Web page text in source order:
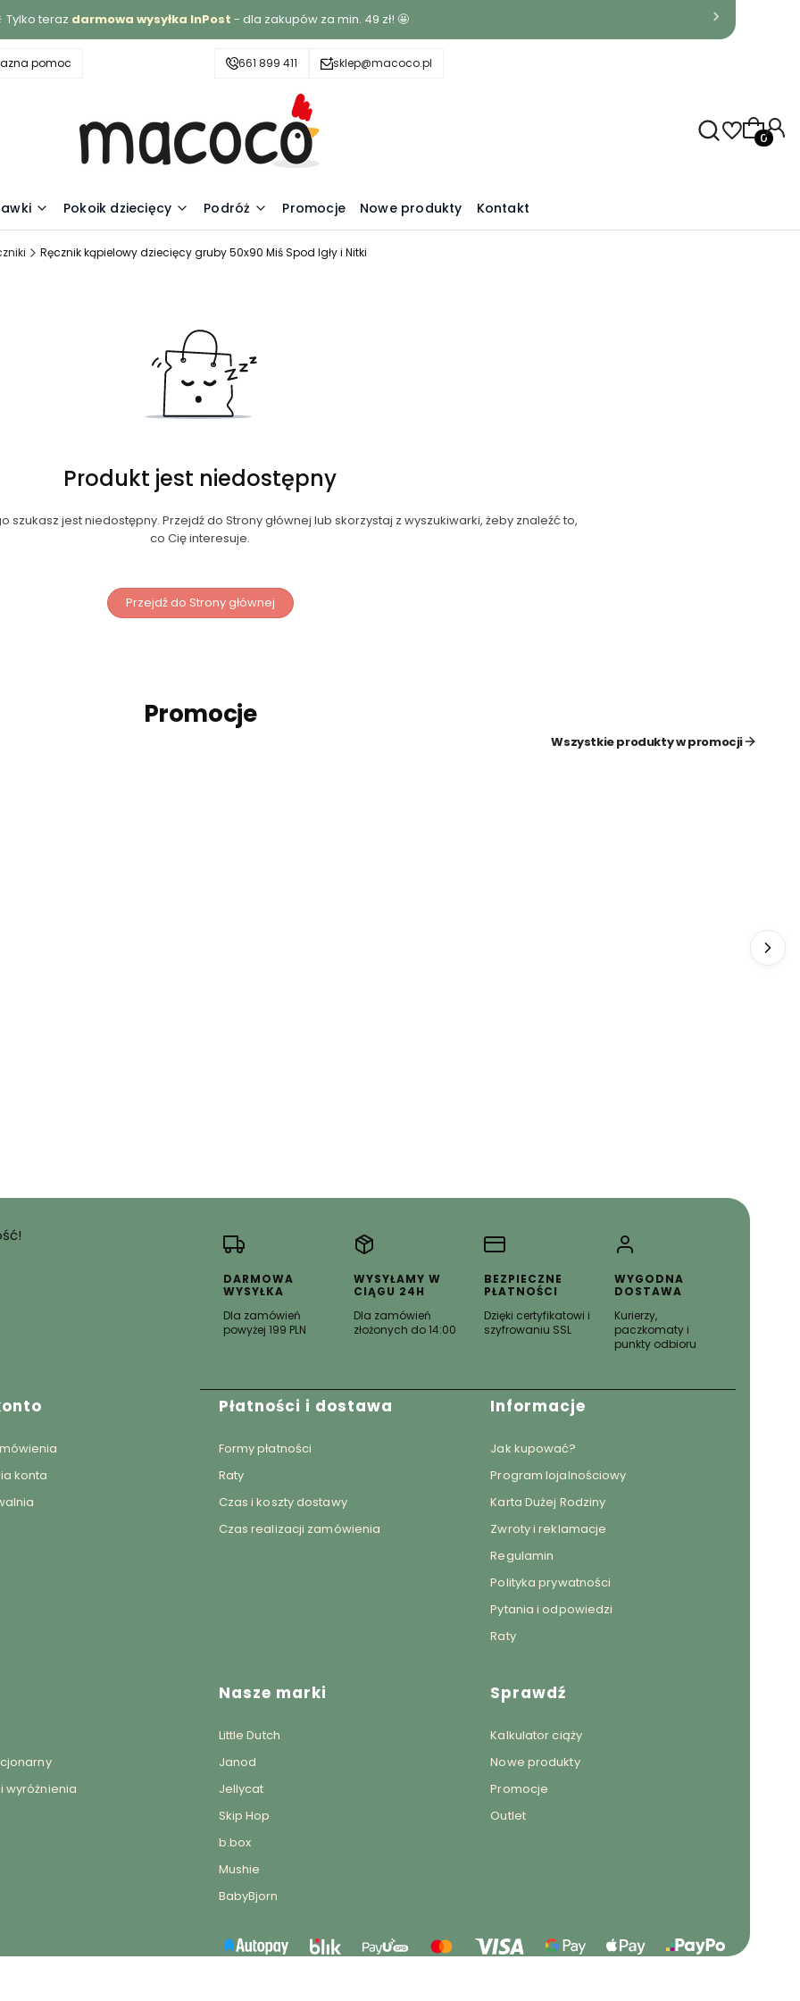
Tylko teraz darmowa wysyłka InPost - dla zakupów za min. 49 zł! 🤩
pomoc 661 899 411 sklep@macoco.pl
Pokoik dziecięcy Podróż Promocje Nowe produkty Kontakt
Ręcznik kąpielowy dziecięcy gruby 50x90 Miś Spod Igły i Nitki
Produkt jest niedostępny
szukasz jest niedostępny. Przejdź do Strony głównej lub skorzystaj z wyszukiwarki, żeby znaleźć to,
co Cię interesuje.
Przejdź do Strony głównej
Promocje
Wszystkie produkty w promocji
DARMOWA
WYSYŁKA
Dla zamówień
powyżej 199 PLN
WYSYŁAMY W
CIĄGU 24H
Dla zamówień
złożonych do 14:00
BEZPIECZNE
PŁATNOŚCI
Dzięki certyfikatowi i
szyfrowaniu SSL
WYGODNA
DOSTAWA
Kurierzy,
paczkomaty i
punkty odbioru
konta
Płatności i dostawa
Formy płatności
Raty
Czas i koszty dostawy
Czas realizacji zamówienia
Informacje
Jak kupować?
Program lojalnościowy
Karta Dużej Rodziny
Zwroty i reklamacje
Regulamin
Polityka prywatności
Pytania i odpowiedzi
Raty
wyróżnienia
Nasze marki
Little Dutch
Janod
Jellycat
Skip Hop
b.box
Mushie
BabyBjorn
Sprawdź
Kalkulator ciąży
Nowe produkty
Promocje
Outlet